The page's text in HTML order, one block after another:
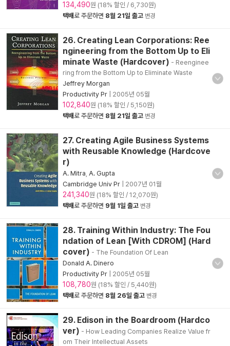
134,490원 (18% 할인 / 6,730원)
택배로 주문하면 8월 21일 출고 변경
26. Creating Lean Corporations: Ree
ngineering from the Bottom Up to Eli
minate Waste (Hardcover) - Reenginee
ring from the Bottom Up to Eliminate Waste
Jeffrey Morgan
Productivity Pr
2005년 05월
102,840원 (18% 할인 / 5,150원)
택배로 주문하면 8월 21일 출고 변경
27. Creating Agile Business Systems
with Reusable Knowledge (Hardcove
r)
A. Mitra A. Gupta
Cambridge Univ Pr
2007년 01월
241,340원 (18% 할인 / 12,070원)
택배로 주문하면 9월 1일 출고 변경
28. Training Within Industry: The Fou
ndation of Lean [With CDROM] (Hard
cover) - The Foundation Of Lean
Donald A. Dinero
Productivity Pr
2005년 05월
108,780원 (18% 할인 / 5,440원)
택배로 주문하면 8월 26일 출고 변경
29. Edison in the Boardroom (Hardco
ver) - How Leading Companies Realize Value fr
om Their Intellectual Assets